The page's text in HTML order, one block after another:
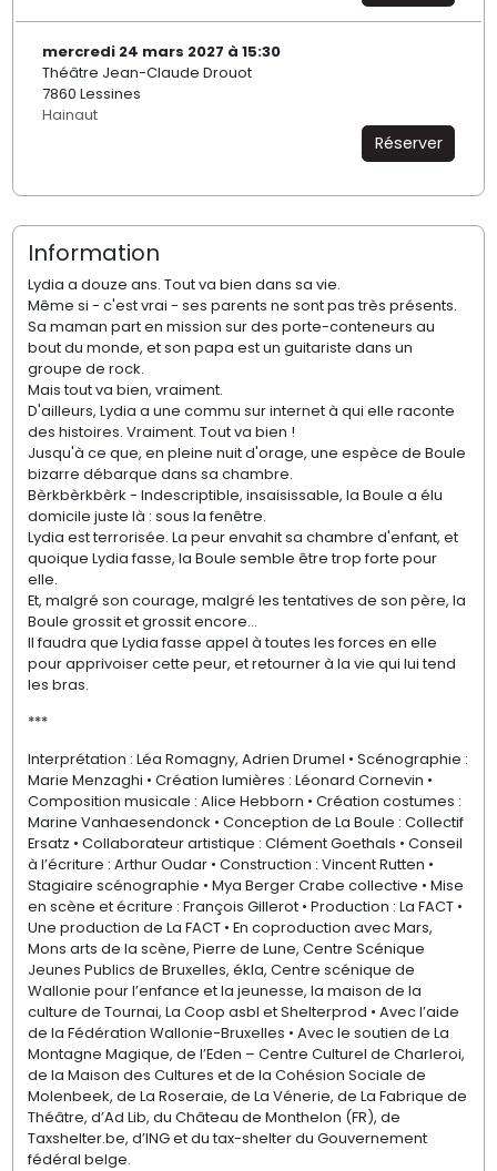
mercredi 24 mars 2027 à 15:30
Théâtre Jean-Claude Drouot
7860 Lessines
Hainaut
Réserver
Information
Lydia a douze ans. Tout va bien dans sa vie.
Même si - c'est vrai - ses parents ne sont pas très présents.
Sa maman part en mission sur des porte-conteneurs au
bout du monde, et son papa est un guitariste dans un
groupe de rock.
Mais tout va bien, vraiment.
D'ailleurs, Lydia a une commu sur internet à qui elle raconte
des histoires. Vraiment. Tout va bien !
Jusqu'à ce que, en pleine nuit d'orage, une espèce de Boule
bizarre débarque dans sa chambre.
Bèrkbèrkbèrk - Indescriptible, insaisissable, la Boule a élu
domicile juste là : sous la fenêtre.
Lydia est terrorisée. La peur envahit sa chambre d'enfant, et
quoique Lydia fasse, la Boule semble être trop forte pour
elle.
Et, malgré son courage, malgré les tentatives de son père, la
Boule grossit et grossit encore…
Il faudra que Lydia fasse appel à toutes les forces en elle
pour apprivoiser cette peur, et retourner à la vie qui lui tend
les bras.
***
Interprétation : Léa Romagny, Adrien Drumel • Scénographie :
Marie Menzaghi • Création lumières : Léonard Cornevin •
Composition musicale : Alice Hebborn • Création costumes :
Marine Vanhaesendonck • Conception de La Boule : Collectif
Ersatz • Collaborateur artistique : Clément Goethals • Conseil
à l’écriture : Arthur Oudar • Construction : Vincent Rutten •
Stagiaire scénographie • Mya Berger Crabe collective • Mise
en scène et écriture : François Gillerot • Production : La FACT •
Une production de La FACT • En coproduction avec Mars,
Mons arts de la scène, Pierre de Lune, Centre Scénique
Jeunes Publics de Bruxelles, ékla, Centre scénique de
Wallonie pour l’enfance et la jeunesse, la maison de la
culture de Tournai, La Coop asbl et Shelterprod • Avec l’aide
de la Fédération Wallonie-Bruxelles • Avec le soutien de La
Montagne Magique, de l’Eden – Centre Culturel de Charleroi,
de la Maison des Cultures et de la Cohésion Sociale de
Molenbeek, de La Roseraie, de La Vénerie, de La Fabrique de
Théâtre, d’Ad Lib, du Château de Monthelon (FR), de
Taxshelter.be, d’ING et du tax-shelter du Gouvernement
fédéral belge.